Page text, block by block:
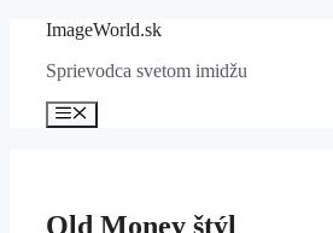
Preskočiť
obsah
ImageWorld.sk
Sprievodca svetom imidžu
Menu
Old Money štýl